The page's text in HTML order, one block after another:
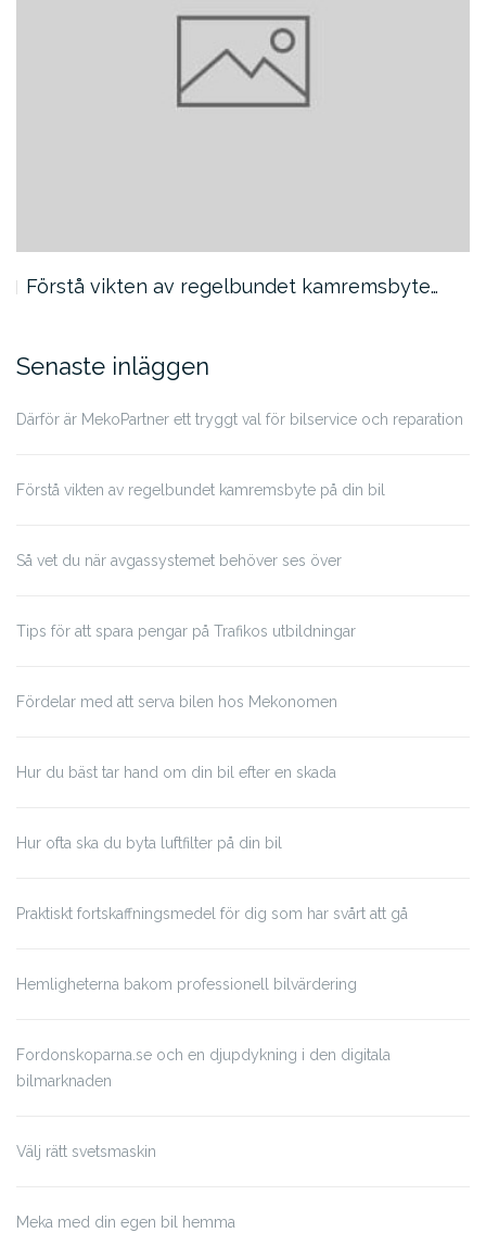
Förstå vikten av regelbundet kamremsbyte…
Senaste inläggen
Därför är MekoPartner ett tryggt val för bilservice och reparation
Förstå vikten av regelbundet kamremsbyte på din bil
Så vet du när avgassystemet behöver ses över
Tips för att spara pengar på Trafikos utbildningar
Fördelar med att serva bilen hos Mekonomen
Hur du bäst tar hand om din bil efter en skada
Hur ofta ska du byta luftfilter på din bil
Praktiskt fortskaffningsmedel för dig som har svårt att gå
Hemligheterna bakom professionell bilvärdering
Fordonskoparna.se och en djupdykning i den digitala
bilmarknaden
Välj rätt svetsmaskin
Meka med din egen bil hemma